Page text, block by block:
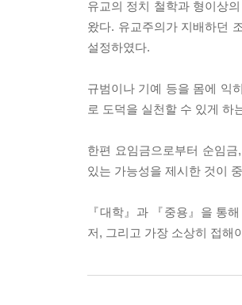
유교의 정치 철학과 형이상
왔다. 유교주의가 지배하던
설정하였다.
규범이나 기예 등을 몸에 익
로 도덕을 실천할 수 있게 하
한편 요임금으로부터 순임
있는 가능성을 제시한 것이
『대학』과 『중용』을 통
저, 그리고 가장 소상히 접해